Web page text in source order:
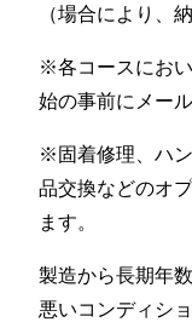
（場合により、
※各コースにお
始の事前にメー
※固着修理、ハ
品交換などのオ
ます。
製造から長期年
悪いコンディシ